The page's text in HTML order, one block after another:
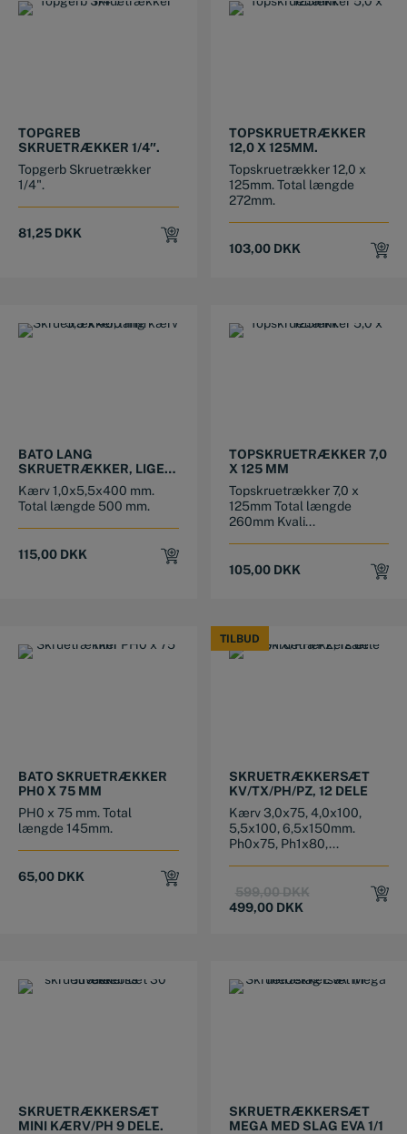
TOPGREB
SKRUETRÆKKER 1/4″.
Topgerb Skruetrækker
1/4".
81,25 DKK
TOPSKRUETRÆKKER
12,0 X 125MM.
Topskruetrækker 12,0 x
125mm. Total længde
272mm.
103,00 DKK
BATO LANG
SKRUETRÆKKER, LIGE
KÆRV 5,5 X 400 MM
Kærv 1,0x5,5x400 mm.
Total længde 500 mm.
115,00 DKK
TOPSKRUETRÆKKER 7,0
X 125 MM
Topskruetrækker 7,0 x
125mm Total længde
260mm Kvali...
105,00 DKK
BATO SKRUETRÆKKER
PH0 X 75 MM
PH0 x 75 mm. Total
længde 145mm.
65,00 DKK
TILBUD
TILBUD
SKRUETRÆKKERSÆT
KV/TX/PH/PZ, 12 DELE
Kærv 3,0x75, 4,0x100,
5,5x100, 6,5x150mm.
Ph0x75, Ph1x80,...
599,00DKKOriginal
499,00 DKK
Current
SKRUETRÆKKERSÆT
MINI KÆRV/PH 9 DELE.
SKRUETRÆKKERSÆT
MEGA MED SLAG EVA 1/1